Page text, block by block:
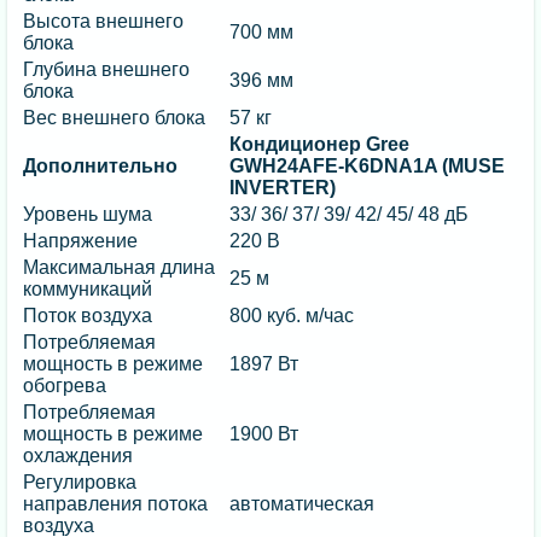
Высота внешнего
блока
700 мм
Глубина внешнего
блока
396 мм
Вес внешнего блока
57 кг
Дополнительно
Кондиционер Gree
GWH24AFE-K6DNA1A (MUSE
INVERTER)
Уровень шума
33/ 36/ 37/ 39/ 42/ 45/ 48 дБ
Напряжение
220 В
Максимальная длина
коммуникаций
25 м
Поток воздуха
800 куб. м/час
Потребляемая
мощность в режиме
обогрева
1897 Вт
Потребляемая
мощность в режиме
охлаждения
1900 Вт
Регулировка
направления потока
воздуха
автоматическая